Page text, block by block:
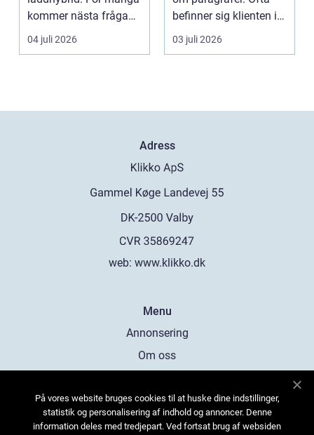
kommer nästa fråga
direkt: hur laddar m...
04 juli 2026
befinner sig klienten i
en utsatt situatio...
03 juli 2026
Adress
web: www.klikko.dk
Menu
Annonsering
Om oss
Kontakta oss
Sitemap
På vores website bruges cookies til at huske dine indstillinger,
statistik og personalisering af indhold og annoncer. Denne
information deles med tredjepart. Ved fortsat brug af websiden